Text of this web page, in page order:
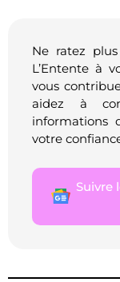
Ne ratez
L’Entente à
vous
aidez à
informations
votre
Suivre